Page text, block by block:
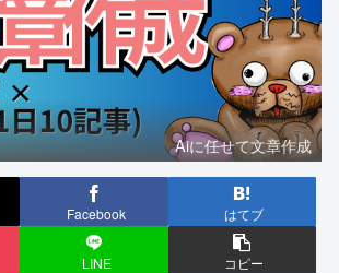
Aiに任せて文章作成
Facebook はてブ
LINE コピー